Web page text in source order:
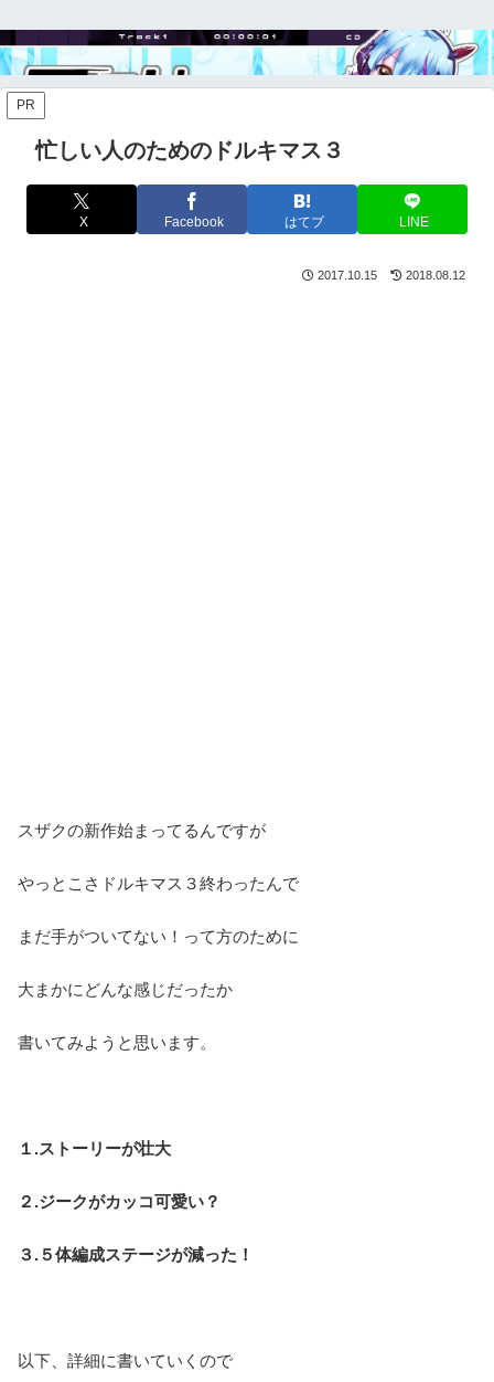
PR
忙しい人のためのドルキマス３
X Facebook はてブ LINE
2017.10.15 2018.08.12
スザクの新作始まってるんですが
やっとこさドルキマス３終わったんで
まだ手がついてない！って方のために
大まかにどんな感じだったか
書いてみようと思います。
１.ストーリーが壮大
２.ジークがカッコ可愛い？
３.５体編成ステージが減った！
以下、詳細に書いていくので